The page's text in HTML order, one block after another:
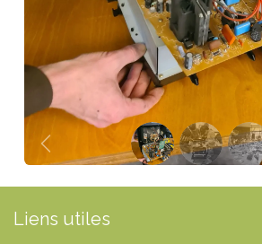
Précédent
Liens utiles